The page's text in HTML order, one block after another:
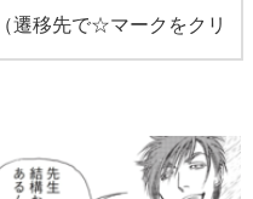
（遷移先で☆マークをクリ